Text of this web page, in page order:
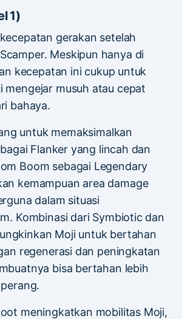
1)
gerakan setelah
Meskipun hanya di
kecepatan ini cukup untuk
mengejar musuh atau cepat
bahaya.
untuk memaksimalkan
Flanker yang lincah dan
Boom sebagai Legendary
kemampuan area damage
dalam situasi
Kombinasi dari Symbiotic dan
Moji untuk bertahan
regenerasi dan peningkatan
bisa bertahan lebih
meningkatkan mobilitas Moji,